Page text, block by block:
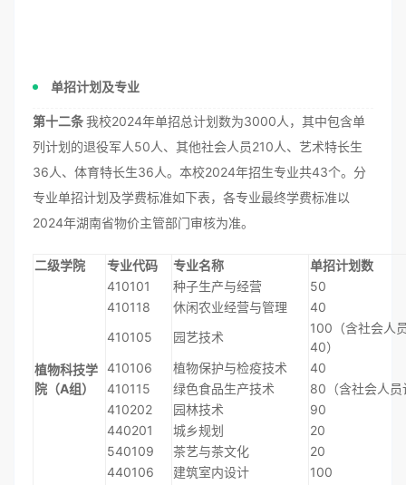
单招计划及专业
第十二条我校2024年单招总计划数为3000人，其中包含单
列计划的退役军人50人、其他社会人员210人、艺术特长生
36人、体育特长生36人。本校2024年招生专业共43个。分
专业单招计划及学费标准如下表，各专业最终学费标准以
2024年湖南省物价主管部门审核为准。
二级学院 专业代码 专业名称 单招计划数
植物科技学
院（A组）
410101 种子生产与经营
50
410118
休闲农业经营与管理
40
410105
园艺技术
100（含社会人
40）
410106
植物保护与检疫技术
40
410115
绿色食品生产技术
80（含社会人
410202
园林技术
90
440201
城乡规划
20
540109
茶艺与茶文化
20
440106
建筑室内设计 100